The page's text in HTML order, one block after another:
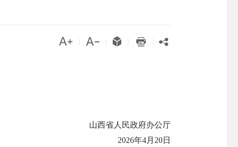
    
山西省人民政府办公厅
2026年4月20日